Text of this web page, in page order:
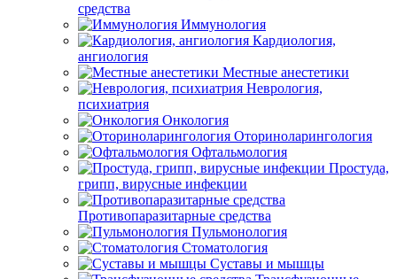
средства
Иммунология
Кардиология,
ангиология
Местные анестетики
Неврология,
психиатрия
Онкология
Оториноларингология
Офтальмология
Простуда,
грипп, вирусные инфекции
Противопаразитарные средства
Пульмонология
Стоматология
Суставы и мышцы